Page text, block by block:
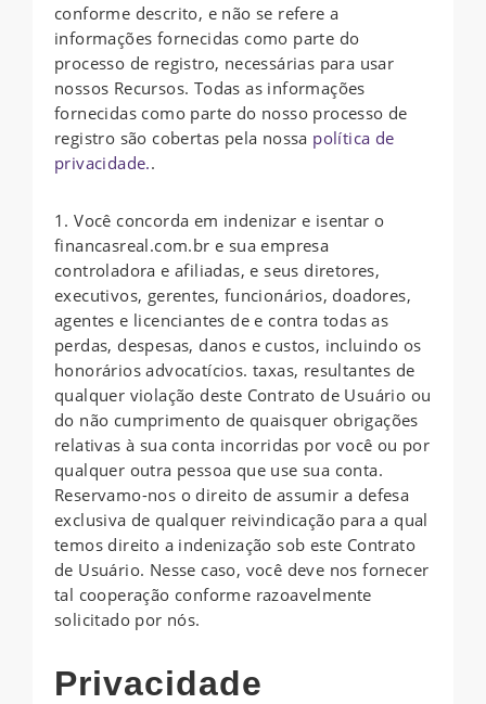
conforme descrito, e não se refere a
informações fornecidas como parte do
processo de registro, necessárias para usar
nossos Recursos. Todas as informações
fornecidas como parte do nosso processo de
registro são cobertas pela nossa política de
privacidade..
1. Você concorda em indenizar e isentar o
financasreal.com.br e sua empresa
controladora e afiliadas, e seus diretores,
executivos, gerentes, funcionários, doadores,
agentes e licenciantes de e contra todas as
perdas, despesas, danos e custos, incluindo os
honorários advocatícios. taxas, resultantes de
qualquer violação deste Contrato de Usuário ou
do não cumprimento de quaisquer obrigações
relativas à sua conta incorridas por você ou por
qualquer outra pessoa que use sua conta.
Reservamo-nos o direito de assumir a defesa
exclusiva de qualquer reivindicação para a qual
temos direito a indenização sob este Contrato
de Usuário. Nesse caso, você deve nos fornecer
tal cooperação conforme razoavelmente
solicitado por nós.
Privacidade